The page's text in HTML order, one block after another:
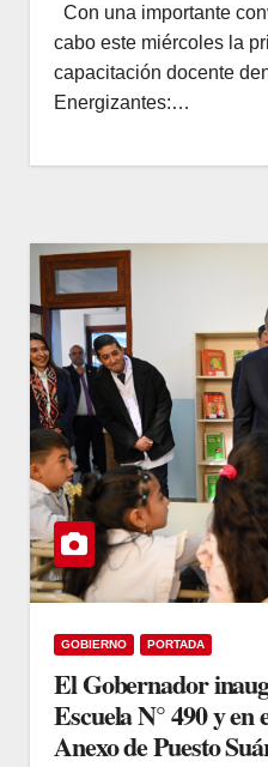
Con una importante
cabo este miércoles la
capacitación docente
Energizantes:…
GOBIERNO PORTADA
El Gobernador
Escuela N° 490 y
Anexo de Puesto